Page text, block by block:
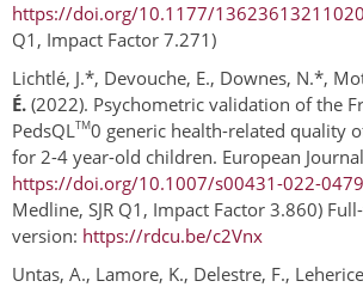
https://doi.org/10.1177/
Q1, Impact Factor 7.271)
Lichtlé, J.*, Devouche, E., Downes, N.*,
É. (2022). Psychometric validation of the
PedsQLTM0 generic health-related quality
for 2-4 year-old children. European
https://doi.org/10.1007/s00431-022-
Medline, SJR Q1, Impact Factor 3.860)
version: https://rdcu.be/c2Vnx
Untas, A., Lamore, K., Delestre, F.,